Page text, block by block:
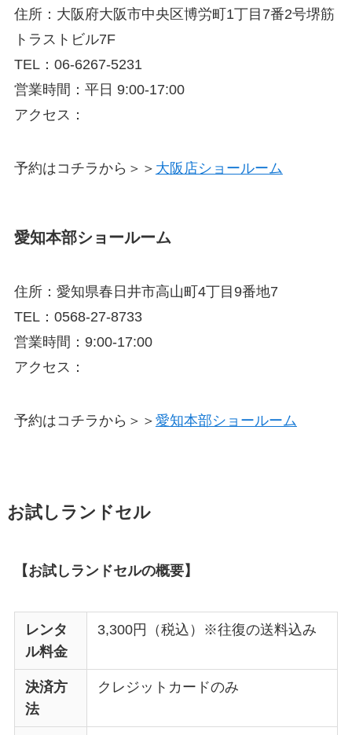
住所：大阪府大阪市中央区博労町1丁目7番2号堺筋
トラストビル7F
TEL：06-6267-5231
営業時間：平日 9:00-17:00
アクセス：
予約はコチラから＞＞ 大阪店ショールーム
愛知本部ショールーム
住所：愛知県春日井市高山町4丁目9番地7
TEL：0568-27-8733
営業時間：9:00-17:00
アクセス：
予約はコチラから＞＞ 愛知本部ショールーム
お試しランドセル
【お試しランドセルの概要】
レンタ
ル料金
3,300円（税込）※往復の送料込み
決済方
法
クレジットカードのみ